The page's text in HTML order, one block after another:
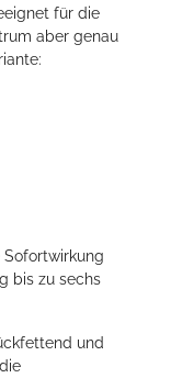
für die
aber genau
bis zu sechs
und